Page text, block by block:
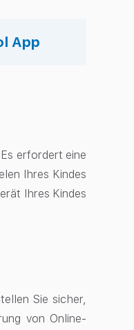
App
erfordert eine
Ihres Kindes
Ihres Kindes
Sie sicher,
von Online-